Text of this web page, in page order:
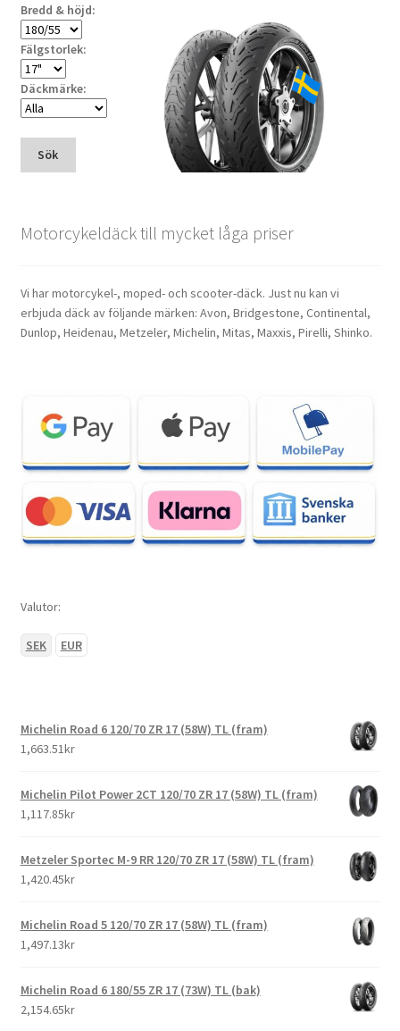
Bredd & höjd:
Fälgstorlek:
Däckmärke:
Sök
Motorcykeldäck till mycket låga priser
Vi har motorcykel-, moped- och scooter-däck. Just nu kan vi
erbjuda däck av följande märken: Avon, Bridgestone, Continental,
Dunlop, Heidenau, Metzeler, Michelin, Mitas, Maxxis, Pirelli, Shinko.
Valutor:
SEK EUR
Michelin Road 6 120/70 ZR 17 (58W) TL (fram)
1,663.51kr
Michelin Pilot Power 2CT 120/70 ZR 17 (58W) TL (fram)
1,117.85kr
Metzeler Sportec M-9 RR 120/70 ZR 17 (58W) TL (fram)
1,420.45kr
Michelin Road 5 120/70 ZR 17 (58W) TL (fram)
1,497.13kr
Michelin Road 6 180/55 ZR 17 (73W) TL (bak)
2,154.65kr